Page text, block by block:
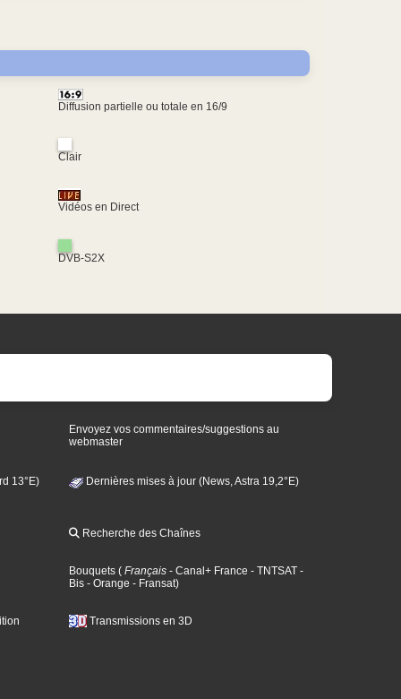
Diffusion partielle ou totale en 16/9
Clair
Vidéos en Direct
DVB-S2X
Envoyez vos commentaires/suggestions au
webmaster
13°E) Dernières mises à jour (News, Astra 19,2°E)
Recherche des Chaînes
Bouquets ( Français - Canal+ France - TNTSAT -
Bis - Orange - Fransat)
Transmissions en 3D